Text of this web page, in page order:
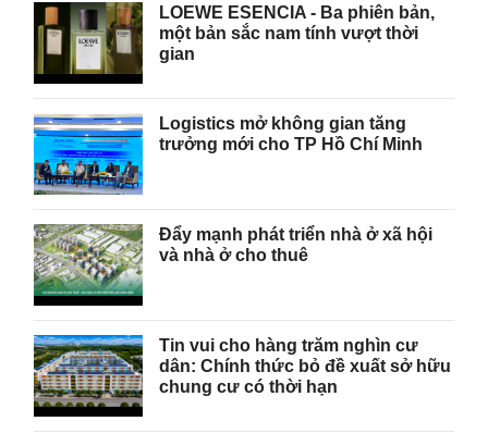
LOEWE ESENCIA - Ba phiên bản,
một bản sắc nam tính vượt thời
gian
Logistics mở không gian tăng
trưởng mới cho TP Hồ Chí Minh
Đẩy mạnh phát triển nhà ở xã hội
và nhà ở cho thuê
Tin vui cho hàng trăm nghìn cư
dân: Chính thức bỏ đề xuất sở hữu
chung cư có thời hạn